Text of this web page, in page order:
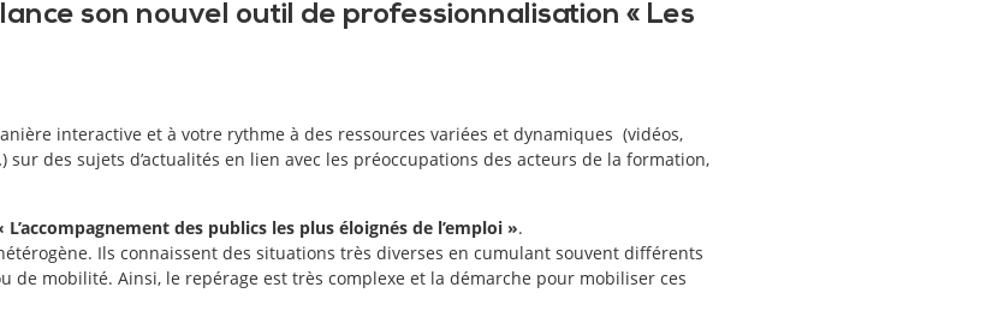
son nouvel outil de professionnalisation « Les
interactive et à votre rythme à des ressources variées et dynamiques (vidéos,
des sujets d’actualités en lien avec les préoccupations des acteurs de la formation,
L’accompagnement des publics les plus éloignés de l’emploi ».
Ils connaissent des situations très diverses en cumulant souvent différents
de mobilité. Ainsi, le repérage est très complexe et la démarche pour mobiliser ces